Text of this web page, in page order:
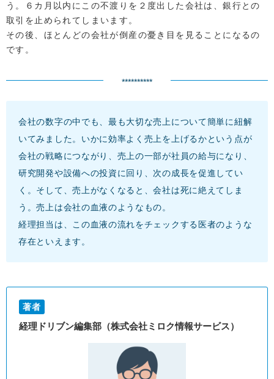
う。６カ月以内にこの不渡りを２度出した会社は、銀行との
取引を止められてしまいます。
その後、ほとんどの会社が倒産の憂き目を見ることになるの
です。
**********
会社の数字の中でも、最も大切な売上について簡単に紐解
いてみました。いかに効率よく売上を上げるかという点が
会社の戦略につながり、売上の一部が社員の給与になり、
研究開発や設備への投資に回り、次の成長を促進してい
く。そして、売上がなくなると、会社は死に絶えてしま
う。売上は会社の血液のようなもの。
経理担当は、この血液の流れをチェックする医者のような
存在といえます。
著者
経理ドリブン編集部（株式会社ミロク情報サービス）